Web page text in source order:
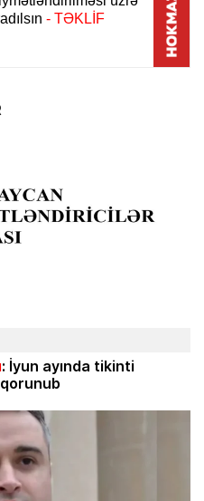
: İyun ayında tikinti